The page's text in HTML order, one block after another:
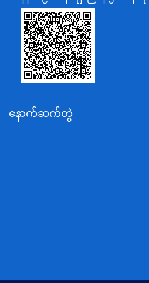
သာသနာရေးနှင့် ယဉ်ကျေးမှုဝန်ကြီ
စိုက်ပျိုးရေး၊မွေးမြူရေးနှင့်ဆည်မြ
ပို့ဆောင်ရေးနှင့်ဆက်သွယ်ရေးဝန်က
သယံဇာတနှင့်ပတ်ဝန်းကျင်ထိန်းသိမ်
အလုပ်သမား၊လူဝင်မှုကြီးကြပ်ရေ
နောက်ဆက်တွဲ